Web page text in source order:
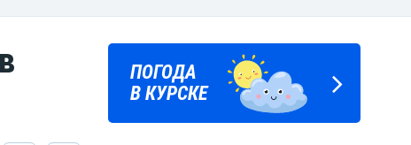
ГОРОСКОП
НА КАЖДЫЙ ДЕНЬ
ПОГОДА
В КУРСКЕ